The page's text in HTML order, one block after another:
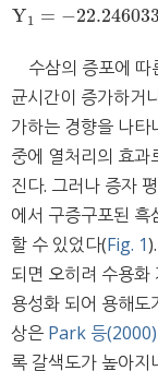
Y1 = −22.246033
Y1=−
수삼의 증포에
균시간이 증가하거
가하는 경향을 나타
중에 열처리의 효과
진다. 그러나 증자
에서 구증구포된
할 수 있었다(Fig. 1
되면 오히려 수용
용성화 되어 용해도
상은 Park 등(2000)
록 갈색도가 높아지